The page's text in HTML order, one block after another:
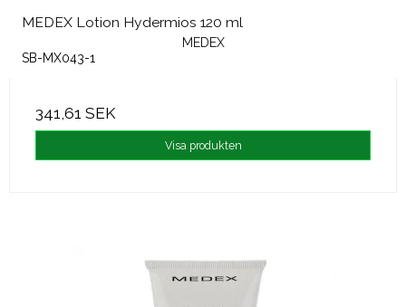
MEDEX Lotion Hydermios 120 ml
MEDEX
SB-MX043-1
341,61 SEK
Visa produkten